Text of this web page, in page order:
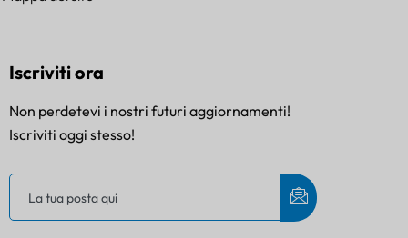
Iscriviti ora
Non perdetevi i nostri futuri aggiornamenti!
Iscriviti oggi stesso!